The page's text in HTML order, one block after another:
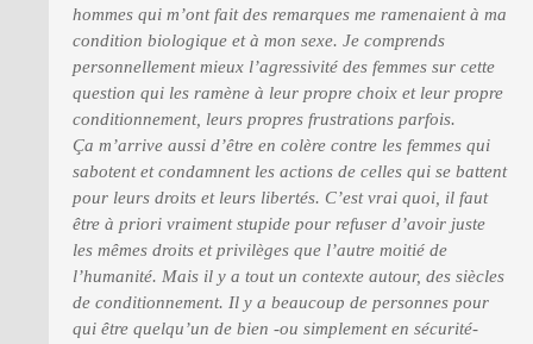
hommes qui m’ont fait des remarques me ramenaient à ma
condition biologique et à mon sexe. Je comprends
personnellement mieux l’agressivité des femmes sur cette
question qui les ramène à leur propre choix et leur propre
conditionnement, leurs propres frustrations parfois.
Ça m’arrive aussi d’être en colère contre les femmes qui
sabotent et condamnent les actions de celles qui se battent
pour leurs droits et leurs libertés. C’est vrai quoi, il faut
être à priori vraiment stupide pour refuser d’avoir juste
les mêmes droits et privilèges que l’autre moitié de
l’humanité. Mais il y a tout un contexte autour, des siècles
de conditionnement. Il y a beaucoup de personnes pour
qui être quelqu’un de bien -ou simplement en sécurité-